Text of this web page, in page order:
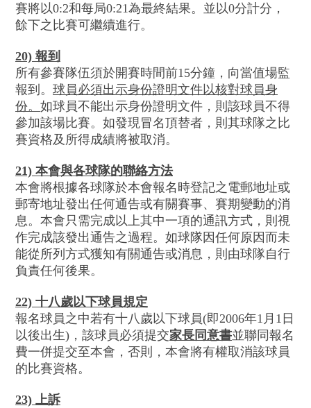
賽將以0:2和每局0:21為最終結果。並以0分計分，
餘下之比賽可繼續進行。
20) 報到
所有參賽隊伍須於開賽時間前15分鐘，向當值場監
報到。 球員必須出示身份證明文件以核對球員身
份。 如球員不能出示身份證明文件，則該球員不得
參加該場比賽。如發現冒名頂替者，則其球隊之比
賽資格及所得成績將被取消。
21) 本會與各球隊的聯絡方法
本會將根據各球隊於本會報名時登記之電郵地址或
郵寄地址發出任何通告或有關賽事、賽期變動的消
息。本會只需完成以上其中一項的通訊方式，則視
作完成該發出通告之過程。如球隊因任何原因而未
能從所列方式獲知有關通告或消息，則由球隊自行
負責任何後果。
22) 十八歲以下球員規定
報名球員之中若有十八歲以下球員(即2006年1月1日
以後出生)，該球員必須提交家長同意書並聯同報名
費一併提交至本會，否則，本會將有權取消該球員
的比賽資格。
23) 上訴